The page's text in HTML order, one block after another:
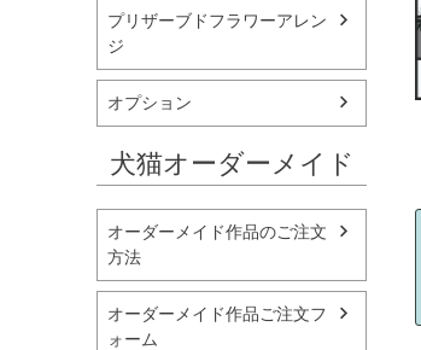
プリザーブドフラワーアレン
ジ
オプション
犬猫オーダーメイド
オーダーメイド作品のご注文
方法
オーダーメイド作品ご注文フ
ォーム